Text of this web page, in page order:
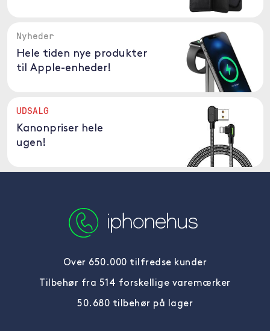
Nyheder
Hele tiden nye produkter
til Apple-enheder!
UDSALG
Kanonpriser hele
ugen!
Over 650.000 tilfredse kunder
Tilbehør fra 514 forskellige varemærker
50.680 tilbehør på lager